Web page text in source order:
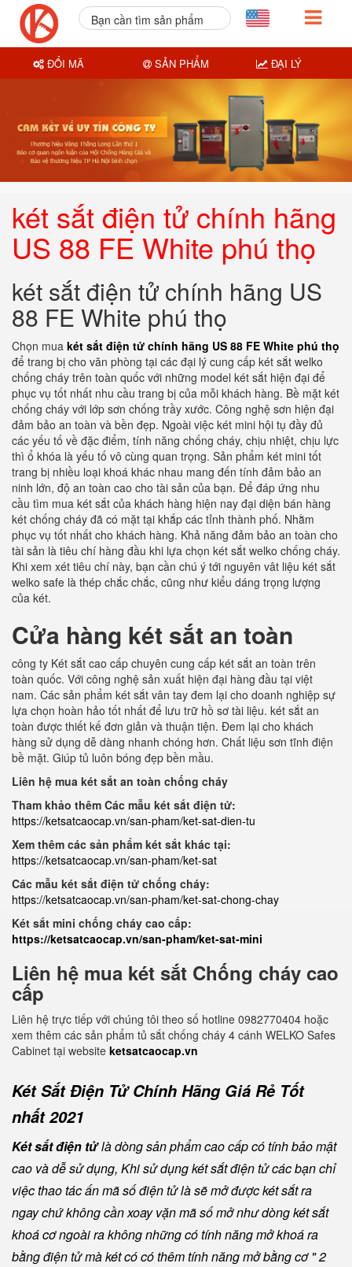
két sắt điện tử chính hãng
US 88 FE White phú thọ
két sắt điện tử chính hãng US
88 FE White phú thọ
Chọn mua két sắt điện tử chính hãng US 88 FE White phú thọ
để trang bị cho văn phòng tại các đại lý cung cấp két sắt welko
chống cháy trên toàn quốc với những model két sắt hiện đại để
phục vụ tốt nhất nhu cầu trang bị của mỗi khách hàng. Bề mặt két
chống cháy với lớp sơn chống trầy xước. Công nghệ sơn hiện đại
đảm bảo an toàn và bền đẹp. Ngoài việc két mini hội tụ đầy đủ
các yếu tố về đặc điểm, tính năng chống cháy, chịu nhiệt, chịu lực
thì ổ khóa là yếu tố vô cùng quan trọng. Sản phẩm két mini tốt
trang bị nhiều loại khoá khác nhau mang đến tính đảm bảo an
ninh lớn, độ an toàn cao cho tài sản của bạn. Để đáp ứng nhu
cầu tìm mua két sắt của khách hàng hiện nay đại diện bán hàng
két chống cháy đã có mặt tại khắp các tỉnh thành phố. Nhằm
phục vụ tốt nhất cho khách hàng. Khả năng đảm bảo an toàn cho
tài sản là tiêu chí hàng đầu khi lựa chọn két sắt welko chống cháy.
Khi xem xét tiêu chí này, bạn cần chú ý tới nguyên vât liệu két sắt
welko safe là thép chắc chắc, cũng như kiểu dáng trọng lượng
của két.
Cửa hàng két sắt an toàn
công ty Két sắt cao cấp chuyên cung cấp két sắt an toàn trên
toàn quốc. Với công nghệ sản xuất hiện đại hàng đầu tại việt
nam. Các sản phẩm két sắt vân tay đem lại cho doanh nghiệp sự
lựa chọn hoàn hảo tốt nhất để lưu trữ hồ sơ tài liệu. két sắt an
toàn được thiết kế đơn giản và thuận tiện. Đem lại cho khách
hàng sử dụng dễ dàng nhanh chóng hơn. Chất liệu sơn tĩnh điện
bề mặt. Giúp tủ luôn bóng đẹp bền mầu.
Liên hệ mua két sắt an toàn chống cháy
Tham khảo thêm Các mẫu két sắt điện tử:
https://ketsatcaocap.vn/san-pham/ket-sat-dien-tu
Xem thêm các sản phẩm két sắt khác tại:
https://ketsatcaocap.vn/san-pham/ket-sat
Các mẫu két sắt điện tử chống cháy:
https://ketsatcaocap.vn/san-pham/ket-sat-chong-chay
Két sắt mini chống cháy cao cấp:
https://ketsatcaocap.vn/san-pham/ket-sat-mini
Liên hệ mua két sắt Chống cháy cao
cấp
Liên hệ trực tiếp với chúng tôi theo số hotline 0982770404 hoặc
xem thêm các sản phẩm tủ sắt chống cháy 4 cánh WELKO Safes
Cabinet tại website ketsatcaocap.vn
Két Sắt Điện Tử Chính Hãng Giá Rẻ Tốt
nhất 2021
Két sắt điện tửlà dòng sản phẩm cao cấp có tính bảo mật
cao và dễ sử dụng, Khi sử dụng két sắt điện tử các bạn chỉ
việc thao tác ấn mã số điện tử là sẽ mở được két sắt ra
ngay chứ không cần xoay vặn mã số mở như dòng két sắt
khoá cơ ngoài ra không những có tính năng mở khoá ra
bằng điện tử mà két có có thêm tính năng mở bằng cơ " 2
Bạn cần tìm sản phẩm
ĐỔI MÃ SẢN PHẨM ĐẠI LÝ